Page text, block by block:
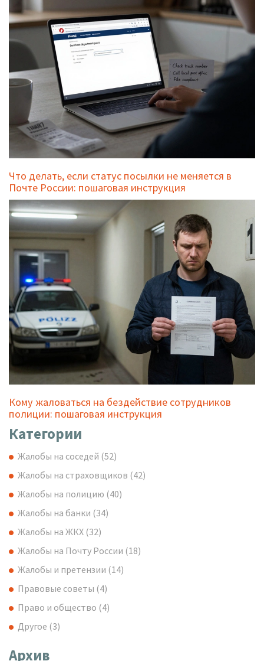
Что делать, если статус посылки не меняется в
Почте России: пошаговая инструкция
Кому жаловаться на бездействие сотрудников
полиции: пошаговая инструкция
Категории
Жалобы на соседей (52)
Жалобы на страховщиков (42)
Жалобы на полицию (40)
Жалобы на банки (34)
Жалобы на ЖКХ (32)
Жалобы на Почту России (18)
Жалобы и претензии (14)
Правовые советы (4)
Право и общество (4)
Другое (3)
Архив